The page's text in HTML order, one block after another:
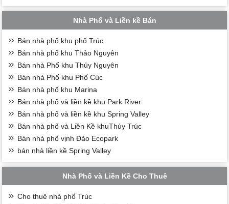
Nhà Phố và Liền kề Bán
Bán nhà phố khu phố Trúc
Bán nhà phố khu Thảo Nguyên
Bán nhà Phố khu Thủy Nguyên
Bán nhà Phố khu Phố Cúc
Bán nhà phố khu Marina
Bán nhà phố và liền kề khu Park River
Bán nhà phố và liền kề khu Spring Valley
Bán nhà phố và Liền Kề khuThủy Trúc
Bán nhà phố vịnh Đảo Ecopark
bán nhà liền kề Spring Valley
Nhà Phố và Liền Kề Cho Thuê
Cho thuê nhà phố Trúc